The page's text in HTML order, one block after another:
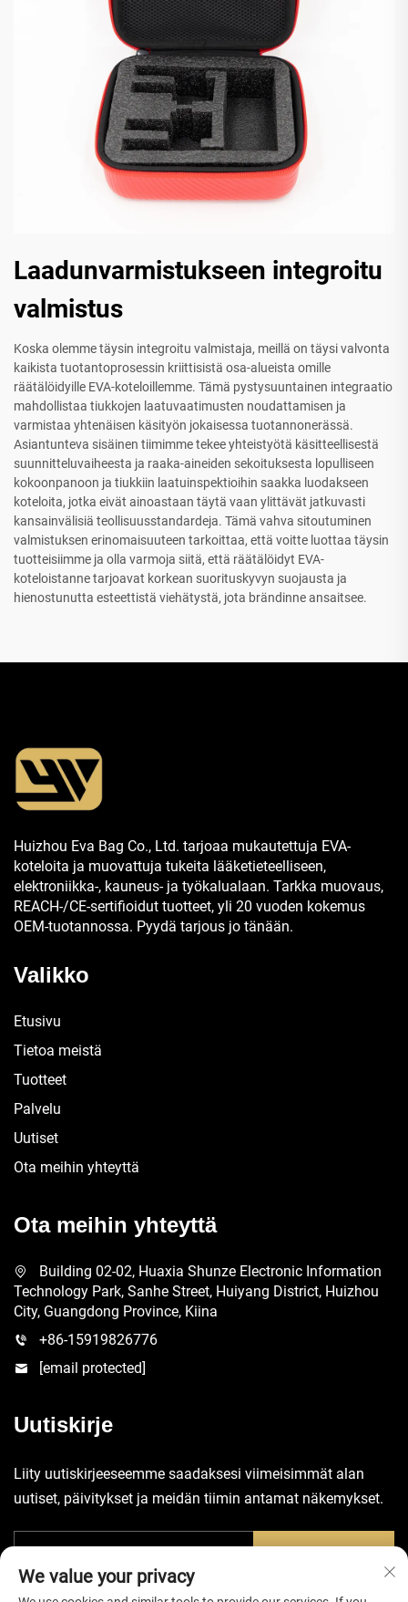
Laadunvarmistukseen integroitu
valmistus
Koska olemme täysin integroitu valmistaja, meillä on täysi valvonta
kaikista tuotantoprosessin kriittisistä osa-alueista omille
räätälöidyille EVA-koteloillemme. Tämä pystysuuntainen integraatio
mahdollistaa tiukkojen laatuvaatimusten noudattamisen ja
varmistaa yhtenäisen käsityön jokaisessa tuotannonerässä.
Asiantunteva sisäinen tiimimme tekee yhteistyötä käsitteellisestä
suunnitteluvaiheesta ja raaka-aineiden sekoituksesta lopulliseen
kokoonpanoon ja tiukkiin laatuinspektioihin saakka luodakseen
koteloita, jotka eivät ainoastaan täytä vaan ylittävät jatkuvasti
kansainvälisiä teollisuusstandardeja. Tämä vahva sitoutuminen
valmistuksen erinomaisuuteen tarkoittaa, että voitte luottaa täysin
tuotteisiimme ja olla varmoja siitä, että räätälöidyt EVA-
koteloistanne tarjoavat korkean suorituskyvyn suojausta ja
hienostunutta esteettistä viehätystä, jota brändinne ansaitsee.
Huizhou Eva Bag Co., Ltd. tarjoaa mukautettuja EVA-
koteloita ja muovattuja tukeita lääketieteelliseen,
elektroniikka-, kauneus- ja työkalualaan. Tarkka muovaus,
REACH-/CE-sertifioidut tuotteet, yli 20 vuoden kokemus
OEM-tuotannossa. Pyydä tarjous jo tänään.
Valikko
Etusivu
Tietoa meistä
Tuotteet
Palvelu
Uutiset
Ota meihin yhteyttä
Ota meihin yhteyttä
Building 02-02, Huaxia Shunze Electronic Information
Technology Park, Sanhe Street, Huiyang District, Huizhou
City, Guangdong Province, Kiina
+86-15919826776
[email protected]
Uutiskirje
Liity uutiskirjeeseemme saadaksesi viimeisimmät alan
uutiset, päivitykset ja meidän tiimin antamat näkemykset.
We value your privacy